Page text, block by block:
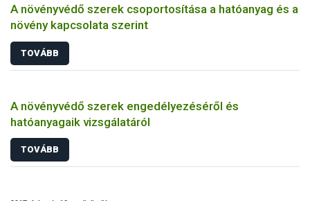
A növényvédő szerek csoportosítása a hatóanyag és a
növény kapcsolata szerint
TOVÁBB
A növényvédő szerek engedélyezéséről és
hatóanyagaik vizsgálatáról
TOVÁBB